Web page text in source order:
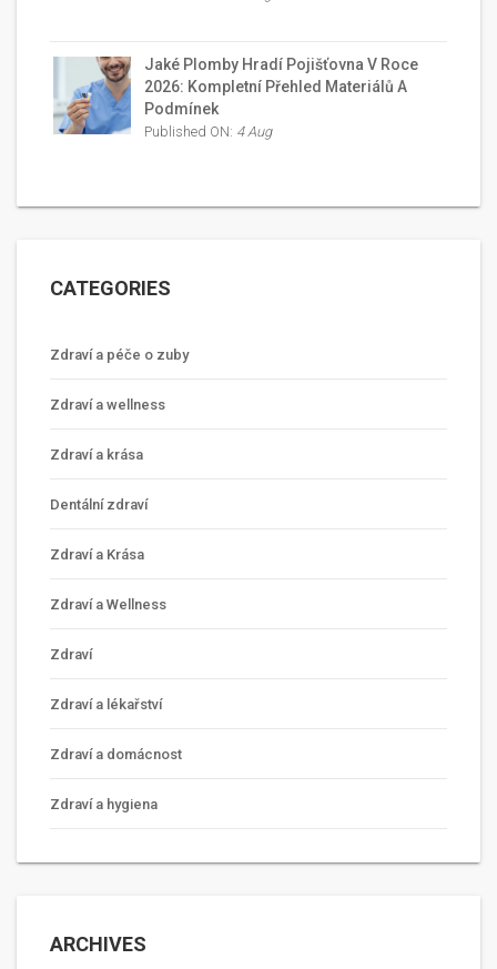
Jaké Plomby Hradí Pojišťovna V Roce
2026: Kompletní Přehled Materiálů A
Podmínek
Published ON: 4 Aug
CATEGORIES
Zdraví a péče o zuby
Zdraví a wellness
Zdraví a krása
Dentální zdraví
Zdraví a Krása
Zdraví a Wellness
Zdraví
Zdraví a lékařství
Zdraví a domácnost
Zdraví a hygiena
ARCHIVES